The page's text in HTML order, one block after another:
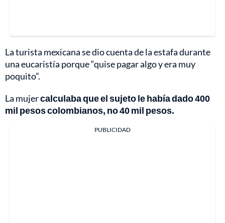
La turista mexicana se dio cuenta de la estafa durante
una eucaristía porque “quise pagar algo y era muy
poquito”.
La mujercalculaba que el sujeto le había dado 400
mil pesos colombianos, no 40 mil pesos.
PUBLICIDAD